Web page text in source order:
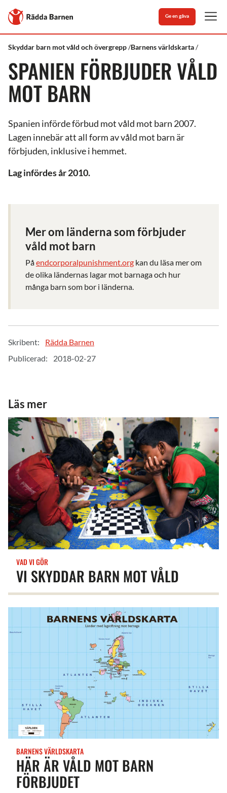
Till
Rädda
Barnens
Ge en gåva
Rädda
Vad
gör
Skyddar barn mot våld och övergrepp Barnens världskarta
Spanien
SPANIEN FÖRBJUDER VÅLD
MOT BARN
Spanien införde förbud mot våld mot barn 2007.
Lagen innebär att all form av våld mot barn är
förbjuden, inklusive i hemmet.
Lag infördes år 2010.
Mer om länderna som förbjuder
våld mot barn
Påendcorporalpunishment.orgkan du läsa mer om
de olika ländernas lagar mot barnaga och hur
många barn som bor i länderna.
Skribent:
Rädda Barnen
Publicerad:
2018-02-27
Läs mer
VI SKYDDAR BARN MOT VÅLD
VAD VI GÖR
HÄR ÄR VÅLD MOT BARN
FÖRBJUDET
BARNENS VÄRLDSKARTA